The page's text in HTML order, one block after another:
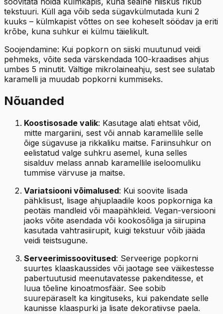
tekstuuri. Küll aga võib seda sügavkülmutada kuni 2
kuuks – külmkapist võttes on see koheselt söödav ja eriti
krõbe, kuna suhkur ei külmu täielikult.
Soojendamine: Kui popkorn on siiski muutunud veidi
pehmeks, võite seda värskendada 100-kraadises ahjus
umbes 5 minutit. Vältige mikrolaineahju, sest see sulatab
karamelli ja muudab popkorni kummiseks.
Nõuanded
Koostisosade valik: Kasutage alati ehtsat võid,
mitte margariini, sest või annab karamellile selle
õige sügavuse ja rikkaliku maitse. Fariinsuhkur on
eelistatud valge suhkru asemel, kuna selles
sisalduv melass annab karamellile iseloomuliku
tummise värvuse ja maitse.
Variatsiooni võimalused: Kui soovite lisada
pähklisust, lisage ahjuplaadile koos popkorniga ka
peotäis mandleid või maapähkleid. Vegan-versiooni
jaoks võite asendada või kookosõliga ja siirupina
kasutada vahtrasiirupit, kuigi tekstuur võib jääda
veidi teistsugune.
Serveerimissoovitused: Serveerige popkorni
suurtes klaaskaussides või jaotage see väikestesse
pabertuutusid meenutavatesse pakenditesse, et
luua tõeline kinoatmosfäär. See sobib
suurepäraselt ka kingituseks, kui pakendate selle
kaunisse klaaspurki ja lisate dekoratiivse paela.